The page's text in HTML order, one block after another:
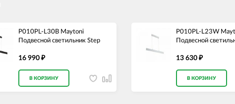
P010PL-L30B Maytoni
Подвесной светильник Step
16 990 ₽
В КОРЗИНУ
P010PL-L23W
Подвесной
13 630 ₽
В КОРЗИНУ